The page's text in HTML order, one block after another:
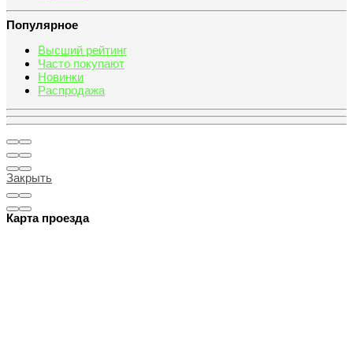
Популярное
Высший рейтинг
Часто покупают
Новинки
Распродажа
Закрыть
Карта проезда